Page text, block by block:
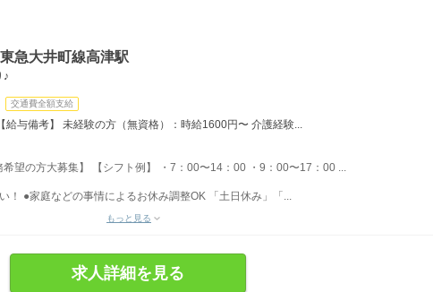
急大井町線高津駅
♪
交通費全額支給
与備考】 未経験の方（無資格）：時給1600円〜 介護経験...
望の方大募集】 【シフト例】 ・7：00〜14：00 ・9：00〜17：00 ...
！ ●家庭などの事情によるお休み調整OK 「土日休み」「...
もっと見る
求人詳細を見る